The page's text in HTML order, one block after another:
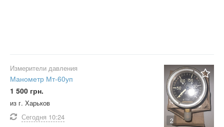
2
Измерители давления
Манометр Мт-60уп
1 500 грн.
из г. Харьков
Сегодня 10:24